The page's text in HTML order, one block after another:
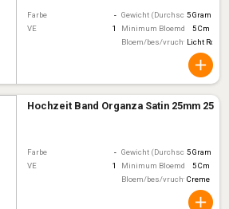
Farbe - Gewicht (Durchschnitt)
5 Gram
VE
1 Minimum Bloemdiameter
5 Cm
Bloem/bes/vruchtkleurLicht Roze
Hochzeit Band Organza Satin 25mm 25m
Farbe - Gewicht (Durchschnitt)
5 Gram
VE
1 Minimum Bloemdiameter
5 Cm
Bloem/bes/vruchtkleur
Creme